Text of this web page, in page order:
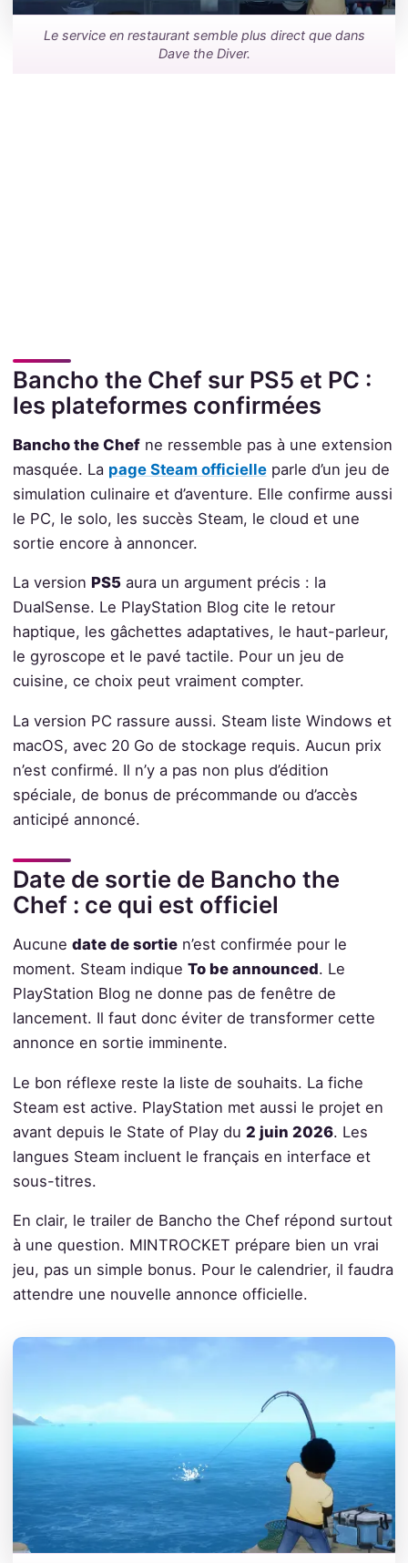
Le service en restaurant semble plus direct que dans
Dave the Diver.
Bancho the Chef sur PS5 et PC :
les plateformes confirmées
Bancho the Chefne ressemble pas à une extension
masquée. La page Steam officielleparle d’un jeu de
simulation culinaire et d’aventure. Elle confirme aussi
le PC, le solo, les succès Steam, le cloud et une
sortie encore à annoncer.
La version PS5aura un argument précis : la
DualSense. Le PlayStation Blog cite le retour
haptique, les gâchettes adaptatives, le haut-parleur,
le gyroscope et le pavé tactile. Pour un jeu de
cuisine, ce choix peut vraiment compter.
La version PC rassure aussi. Steam liste Windows et
macOS, avec 20 Go de stockage requis. Aucun prix
n’est confirmé. Il n’y a pas non plus d’édition
spéciale, de bonus de précommande ou d’accès
anticipé annoncé.
Date de sortie de Bancho the
Chef : ce qui est officiel
Aucune date de sortien’est confirmée pour le
moment. Steam indique To be announced. Le
PlayStation Blog ne donne pas de fenêtre de
lancement. Il faut donc éviter de transformer cette
annonce en sortie imminente.
Le bon réflexe reste la liste de souhaits. La fiche
Steam est active. PlayStation met aussi le projet en
avant depuis le State of Play du 2 juin 2026. Les
langues Steam incluent le français en interface et
sous-titres.
En clair, le trailer de Bancho the Chef répond surtout
à une question. MINTROCKET prépare bien un vrai
jeu, pas un simple bonus. Pour le calendrier, il faudra
attendre une nouvelle annonce officielle.